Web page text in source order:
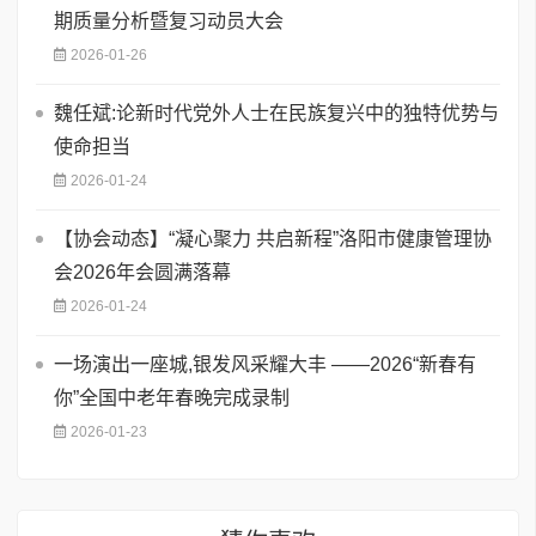
期质量分析暨复习动员大会
2026-01-26
魏任斌:论新时代党外人士在民族复兴中的独特优势与
使命担当
2026-01-24
【协会动态】“凝心聚力 共启新程”洛阳市健康管理协
会2026年会圆满落幕
2026-01-24
一场演出一座城,银发风采耀大丰 ——2026“新春有
你”全国中老年春晚完成录制
2026-01-23